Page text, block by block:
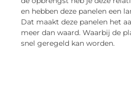
en hebben deze panelen een
Dat maakt deze panelen het
meer dan waard. Waarbij de
snel geregeld kan worden.